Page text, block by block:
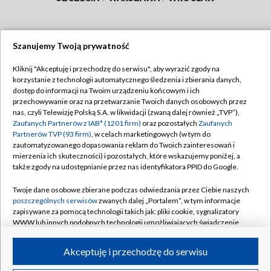
TVP
Abonament TVP
Emisja w TVP
Centrum informacji TVP
Naziemna Telewizja Cyfrowa
Rada Programowa
System NOS
Informacje o nadawcy
Program dla prasy
Regulamin TVP
Polityka prywatności
Moje zgody
Pomoc
Kontakt
Kanały
Szanujemy Twoją prywatność
Kliknij "Akceptuję i przechodzę do serwisu", aby wyrazić zgody na
korzystanie z technologii automatycznego śledzenia i zbierania danych,
dostęp do informacji na Twoim urządzeniu końcowym i ich
przechowywanie oraz na przetwarzanie Twoich danych osobowych przez
nas, czyli Telewizję Polską S.A. w likwidacji (zwaną dalej również „TVP”),
Zaufanych Partnerów z IAB* (1201 firm) oraz pozostałych Zaufanych
Partnerów TVP (93 firm), w celach marketingowych (w tym do
zautomatyzowanego dopasowania reklam do Twoich zainteresowań i
mierzenia ich skuteczności) i pozostałych, które wskazujemy poniżej, a
także zgody na udostępnianie przez nas identyfikatora PPID do Google.
Twoje dane osobowe zbierane podczas odwiedzania przez Ciebie naszych
poszczególnych serwisówzwanych dalej „Portalem”, w tym informacje
zapisywane za pomocą technologii takich jak: pliki cookie, sygnalizatory
WWW lub innych podobnych technologii umożliwiających świadczenie
ruchu w Internecie.Akceptuję i przechodzę do serwisu